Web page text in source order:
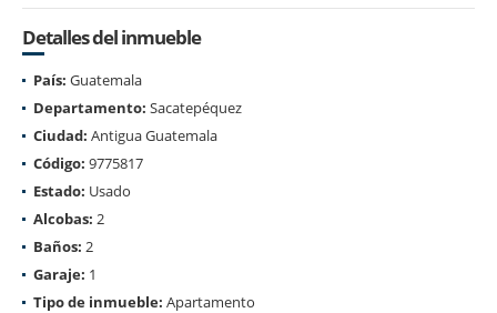
Detalles del inmueble
País: Guatemala
Departamento: Sacatepéquez
Ciudad: Antigua Guatemala
Código: 9775817
Estado: Usado
Alcobas: 2
Baños: 2
Garaje: 1
Tipo de inmueble: Apartamento